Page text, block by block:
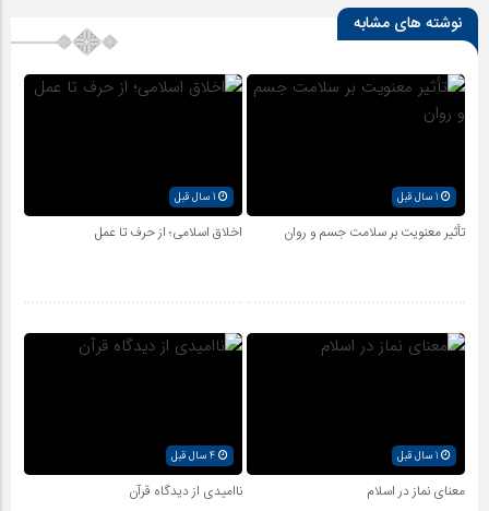
نوشته های مشابه
1 سال قبل
تأثیر معنویت بر سلامت جسم و روان اخلاق اسلامی؛ از حرف تا عمل
1 سال قبل
معنای نماز در اسلام ناامیدی از دیدگاه قرآن